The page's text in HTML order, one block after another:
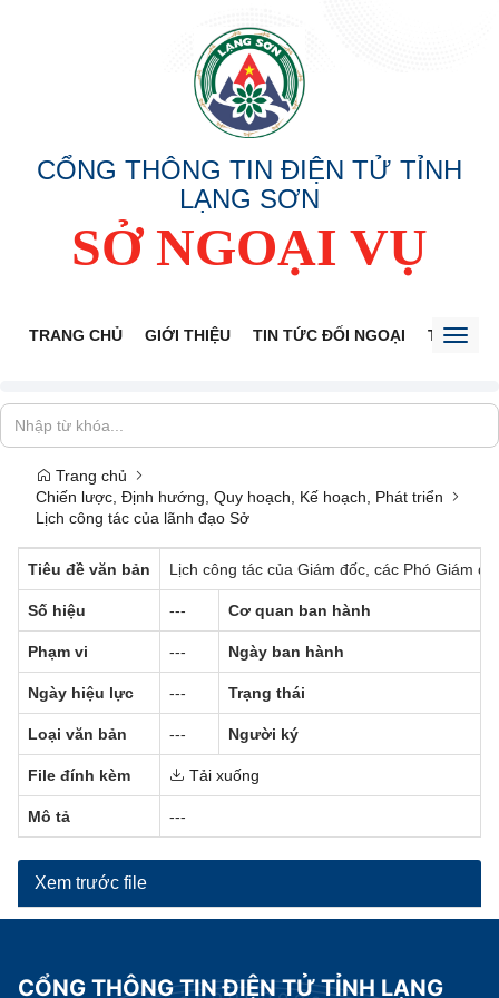
CỔNG THÔNG TIN ĐIỆN TỬ TỈNH
LẠNG SƠN
SỞ NGOẠI VỤ
TRANG CHỦ GIỚI THIỆU TIN TỨC ĐỐI NGOẠI THÔNG
Trang chủ
Chiến lược, Định hướng, Quy hoạch, Kế hoạch, Phát triển
Lịch công tác của lãnh đạo Sở
Tiêu đề văn bản Lịch công tác của Giám đốc, các Phó Giám
Số hiệu --- Cơ quan ban hành
Phạm vi --- Ngày ban hành
Ngày hiệu lực --- Trạng thái
Loại văn bản --- Người ký
File đính kèm Tải xuống
Mô tả ---
Xem trước file
CỔNG THÔNG TIN ĐIỆN TỬ TỈNH LẠNG